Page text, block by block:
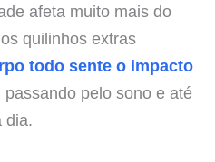
afeta muito mais do
quilinhos extras
todo sente o impacto
pelo sono e até
dia.